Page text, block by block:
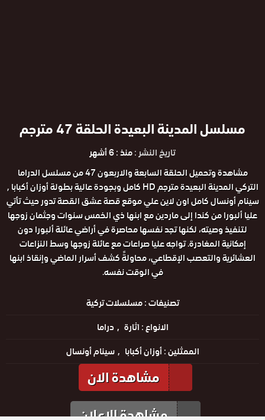
مسلسل المدينة البعيدة الحلقة 47 مترجم
تاريخ النشر :منذ : 6 أشهر
مشاهدة وتحميل الحلقة السابعة والاربعون 47 من مسلسل الدراما
التركي المدينة البعيدة مترجم HD كامل وبجودة عالية بطولة أوزان أكبابا ,
سينام أونسال كامل اون لاين علي موقع قصة عشق القصة تدور حيث تأتي
عليا ألبورا من كندا إلى ماردين مع ابنها ذي الخمس سنوات وجثمان زوجها
لتنفيذ وصيته، لكنها تجد نفسها محاصرة في أراضي عائلة ألبورا دون
إمكانية المغادرة. تواجه عليا صراعات مع عائلة زوجها وسط النزاعات
العشائرية والتعصب الإقطاعي، محاولةً كشف أسرار الماضي وإنقاذ ابنها
في الوقت نفسه.
تصنيفات :مسلسلات تركية
الانواع :اثارة
دراما
الممثلين :أوزان أكبابا سينام أونسال
مشاهدة الان
مشاهدة الإعلان